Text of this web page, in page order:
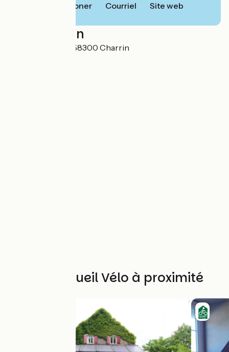
Téléphoner Courriel Site web
Localisation
9 Rue de Tingeat 58300 Charrin
Autres Accueil Vélo à proximité